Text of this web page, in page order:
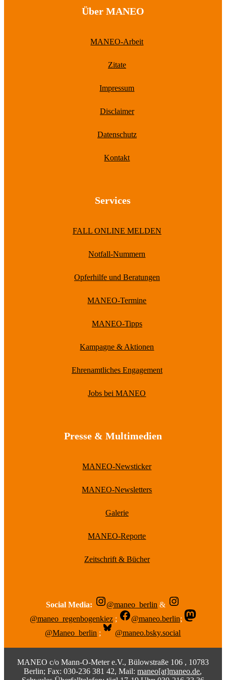
Über MANEO
MANEO-Arbeit
Zitate
Impressum
Disclaimer
Datenschutz
Kontakt
Services
FALL ONLINE MELDEN
Notfall-Nummern
Opferhilfe und Beratungen
MANEO-Termine
MANEO-Tipps
Kampagne & Aktionen
Ehrenamtliches Engagement
Jobs bei MANEO
Presse & Multimedien
MANEO-Newsticker
MANEO-Newsletters
Galerie
MANEO-Reporte
Zeitschrift & Bücher
Social Media: @maneo_berlin &
@maneo_regenbogenkiez ; @maneo.berlin;
@Maneo_berlin ; @maneo.bsky.social
MANEO c/o Mann-O-Meter e.V., Bülowstraße 106 , 10783
Berlin; Fax: 030-236 381 42, Mail:maneo[at]maneo.de,